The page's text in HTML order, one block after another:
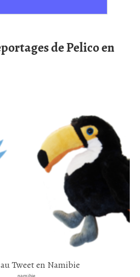
de Pelico en
Tweet en Namibie
namibie